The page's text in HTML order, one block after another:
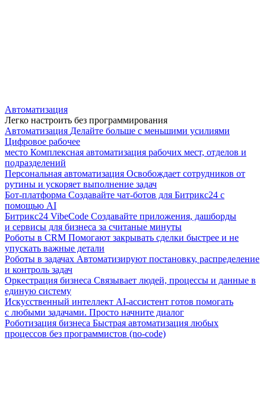
Автоматизация
Легко настроить без программирования
Автоматизация Делайте больше с меньшими усилиями
Цифровое рабочее
место Комплексная автоматизация рабочих мест, отделов и
подразделений
Персональная автоматизация Освобождает сотрудников от
рутины и ускоряет выполнение задач
Бот-платформа Создавайте чат-ботов для Битрикс24 с
помощью AI
Битрикс24 VibeCode Создавайте приложения, дашборды
и сервисы для бизнеса за считаные минуты
Роботы в CRM Помогают закрывать сделки быстрее и не
упускать важные детали
Роботы в задачах Автоматизируют постановку, распределение
и контроль задач
Оркестрация бизнеса Связывает людей, процессы и данные в
единую систему
Искусственный интеллект AI-ассистент готов помогать
с любыми задачами. Просто начните диалог
Роботизация бизнеса Быстрая автоматизация любых
процессов без программистов (no-code)